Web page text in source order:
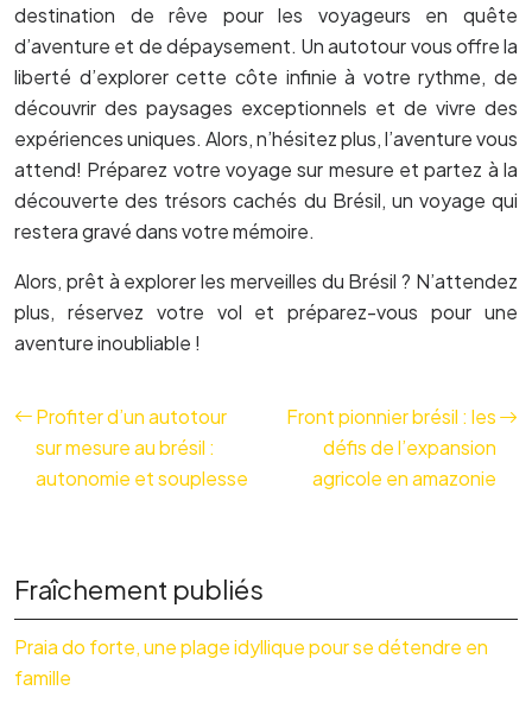
destination de rêve pour les voyageurs en quête
d’aventure et de dépaysement. Un autotour vous offre la
liberté d’explorer cette côte infinie à votre rythme, de
découvrir des paysages exceptionnels et de vivre des
expériences uniques. Alors, n’hésitez plus, l’aventure vous
attend! Préparez votre voyage sur mesure et partez à la
découverte des trésors cachés du Brésil, un voyage qui
restera gravé dans votre mémoire.
Alors, prêt à explorer les merveilles du Brésil ? N’attendez
plus, réservez votre vol et préparez-vous pour une
aventure inoubliable !
Profiter d’un autotour
sur mesure au brésil :
autonomie et souplesse
Front pionnier brésil : les
défis de l’expansion
agricole en amazonie
Fraîchement publiés
Praia do forte, une plage idyllique pour se détendre en
famille